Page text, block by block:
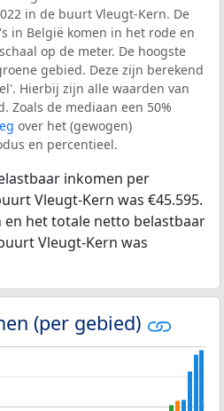
in de buurt Vleugt-Kern. De
in België komen in het rode en
op de meter. De hoogste
gebied. Deze zijn berekend
Hierbij zijn alle waarden van
Zoals de mediaan een 50%
over het (gewogen)
en percentieel.
inkomen per
Vleugt-Kern was €45.595.
en het totale netto belastbaar
Vleugt-Kern was
(per gebied)